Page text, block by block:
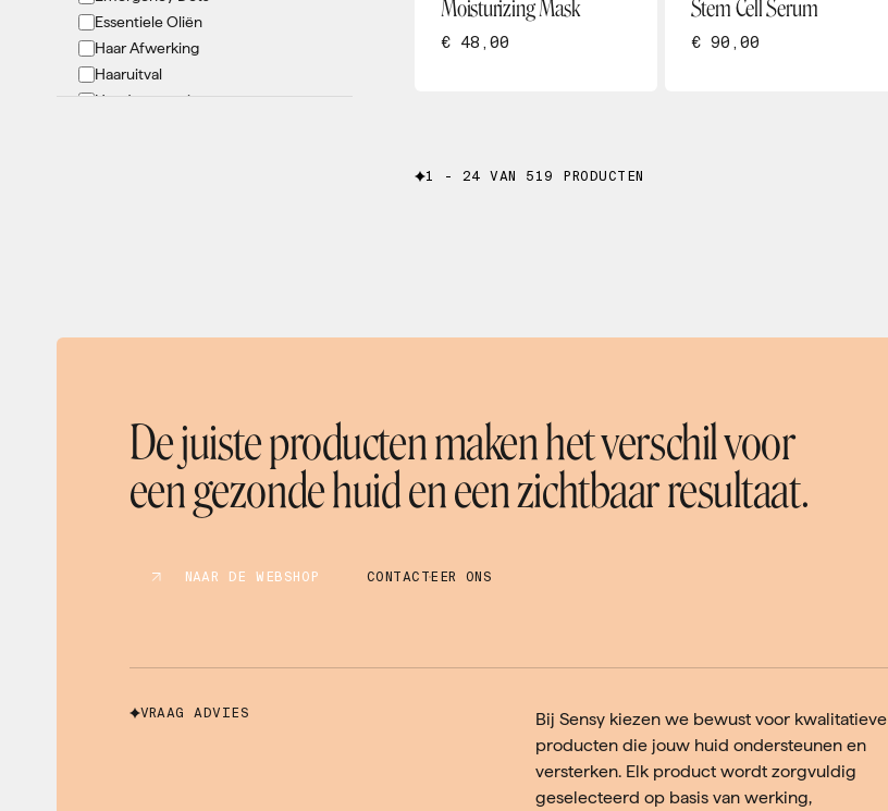
She Iss
Tanny Max
Theraderm
Essentiele Oliën
Haar Afwerking
Haaruitval
Hand verzorging
Mascara
Oogverzorging
Peeling
Moisturizing Mask
€ 48,00
Stem Cell Serum
€ 90,00
1 - 24 VAN 519 PRODUCTEN
De juiste producten maken het verschil voor
een gezonde huid en een zichtbaar resultaat.
NAAR DE WEBSHOP CONTACTEER ONS
VRAAG ADVIES
Bij Sensy kiezen we bewust voor kwalitatieve
producten die jouw huid ondersteunen en
versterken. Elk product wordt zorgvuldig
geselecteerd op basis van werking,